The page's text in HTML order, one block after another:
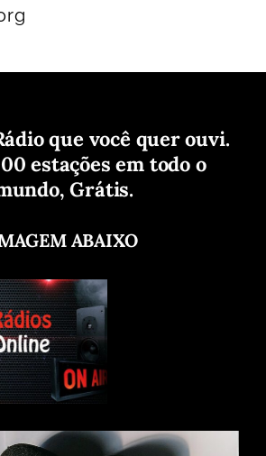
que você quer ouvi.
estações em todo o
Grátis.
ABAIXO